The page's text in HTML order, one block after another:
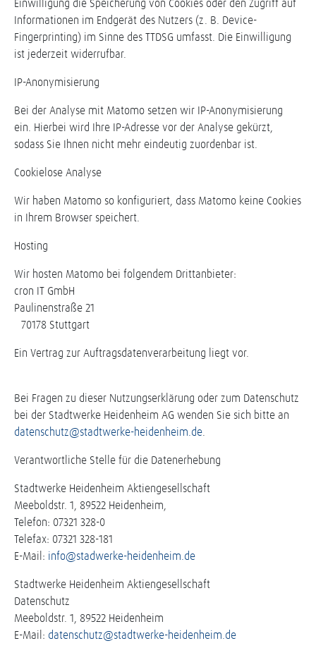
Einwilligung die Speicherung von Cookies oder den Zugriff auf
Informationen im Endgerät des Nutzers (z. B. Device-
Fingerprinting) im Sinne des TTDSG umfasst. Die Einwilligung
ist jederzeit widerrufbar.
IP-Anonymisierung
Bei der Analyse mit Matomo setzen wir IP-Anonymisierung
ein. Hierbei wird Ihre IP-Adresse vor der Analyse gekürzt,
sodass Sie Ihnen nicht mehr eindeutig zuordenbar ist.
Cookielose Analyse
Wir haben Matomo so konfiguriert, dass Matomo keine Cookies
in Ihrem Browser speichert.
Hosting
Wir hosten Matomo bei folgendem Drittanbieter:
cron IT GmbH
Paulinenstraße 21
70178 Stuttgart
Ein Vertrag zur Auftragsdatenverarbeitung liegt vor.
Bei Fragen zu dieser Nutzungserklärung oder zum Datenschutz
bei der Stadtwerke Heidenheim AG wenden Sie sich bitte an
datenschutz@stadtwerke-heidenheim.de.
Verantwortliche Stelle für die Datenerhebung
Stadtwerke Heidenheim Aktiengesellschaft
Meeboldstr. 1, 89522 Heidenheim,
Telefon: 07321 328-0
Telefax: 07321 328-181
E-Mail: info@stadwerke-heidenheim.de
Stadtwerke Heidenheim Aktiengesellschaft
Datenschutz
Meeboldstr. 1, 89522 Heidenheim
E-Mail: datenschutz@stadtwerke-heidenheim.de